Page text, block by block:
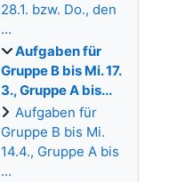
28.1. bzw. Do., den
...
Aufgaben für
Gruppe B bis Mi. 17.
3., Gruppe A bis...
Aufgaben für
Gruppe B bis Mi.
14.4., Gruppe A bis
...